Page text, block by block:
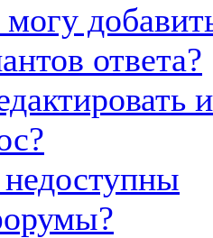
ответа?